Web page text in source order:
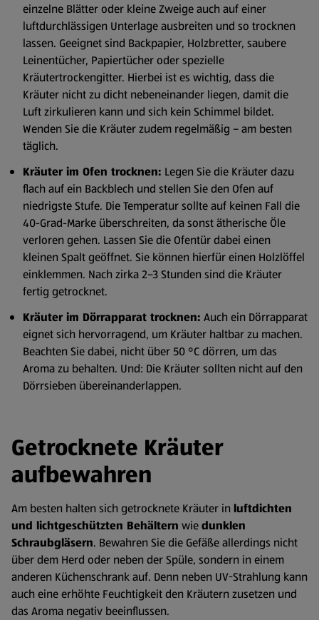
einzelne Blätter oder kleine Zweige auch auf einer
luftdurchlässigen Unterlage ausbreiten und so trocknen
lassen. Geeignet sind Backpapier, Holzbretter, saubere
Leinentücher, Papiertücher oder spezielle
Kräutertrockengitter. Hierbei ist es wichtig, dass die
Kräuter nicht zu dicht nebeneinander liegen, damit die
Luft zirkulieren kann und sich kein Schimmel bildet.
Wenden Sie die Kräuter zudem regelmäßig – am besten
täglich.
Kräuter im Ofen trocknen: Legen Sie die Kräuter dazu
flach auf ein Backblech und stellen Sie den Ofen auf
niedrigste Stufe. Die Temperatur sollte auf keinen Fall die
40-Grad-Marke überschreiten, da sonst ätherische Öle
verloren gehen. Lassen Sie die Ofentür dabei einen
kleinen Spalt geöffnet. Sie können hierfür einen Holzlöffel
einklemmen. Nach zirka 2–3 Stunden sind die Kräuter
fertig getrocknet.
Kräuter im Dörrapparat trocknen: Auch ein Dörrapparat
eignet sich hervorragend, um Kräuter haltbar zu machen.
Beachten Sie dabei, nicht über 50 °C dörren, um das
Aroma zu behalten. Und: Die Kräuter sollten nicht auf den
Dörrsieben übereinanderlappen.
Getrocknete Kräuter
aufbewahren
Am besten halten sich getrocknete Kräuter in luftdichten
und lichtgeschützten Behältern wiedunklen
Schraubgläsern. Bewahren Sie die Gefäße allerdings nicht
über dem Herd oder neben der Spüle, sondern in einem
anderen Küchenschrank auf. Denn neben UV-Strahlung kann
auch eine erhöhte Feuchtigkeit den Kräutern zusetzen und
das Aroma negativ beeinflussen.